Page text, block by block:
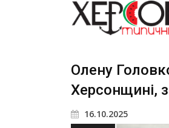
Олену
Херсонщині,
16.10.2025